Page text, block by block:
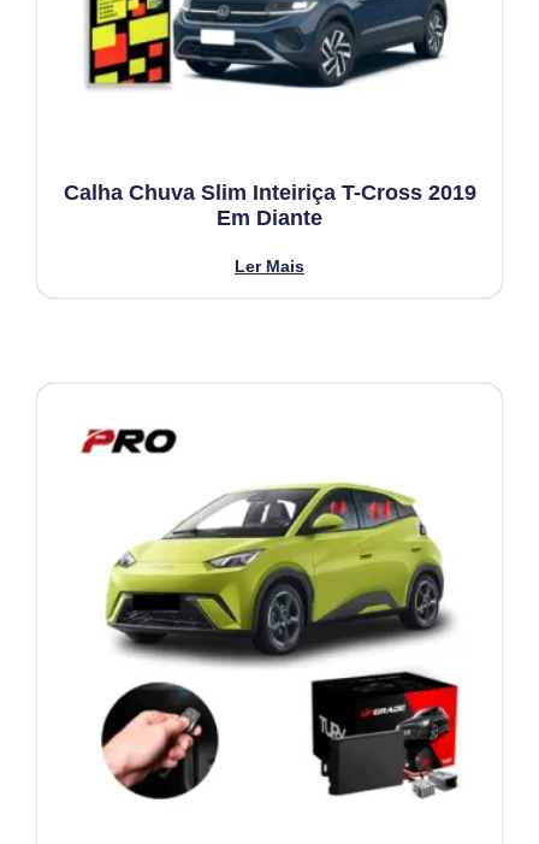
Calha Chuva Slim Inteiriça T-Cross 2019
Em Diante
Ler Mais